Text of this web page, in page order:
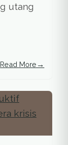
utang
Read More →